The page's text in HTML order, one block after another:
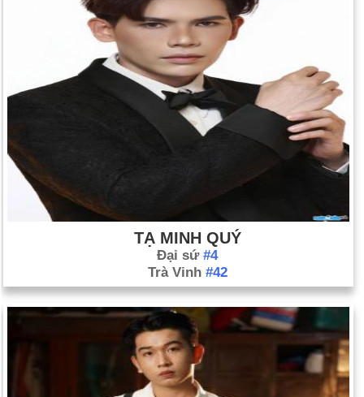
TẠ MINH QUÝ
Đại sứ #4
Trà Vinh #42